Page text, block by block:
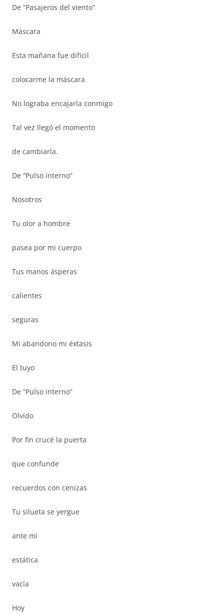
De “Pasajeros del viento”
Máscara
Esta mañana fue difícil
colocarme la máscara
No lograba encajarla conmigo
Tal vez llegó el momento
de cambiarla.
De “Pulso interno”
Nosotros
Tu olor a hombre
pasea por mi cuerpo
Tus manos ásperas
calientes
seguras
Mi abandono mi éxtasis
El tuyo
De “Pulso interno”
Olvido
Por fin crucé la puerta
que confunde
recuerdos con cenizas
Tu silueta se yergue
ante mí
estática
vacía
Hoy